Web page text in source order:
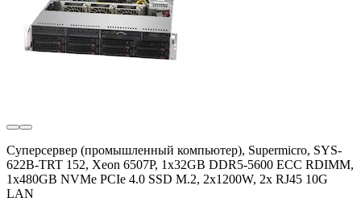
Суперсервер (промышленный компьютер), Supermicro, SYS-
622B-TRT 152, Xeon 6507P, 1x32GB DDR5-5600 ECC RDIMM,
1x480GB NVMe PCIe 4.0 SSD M.2, 2x1200W, 2х RJ45 10G
LAN